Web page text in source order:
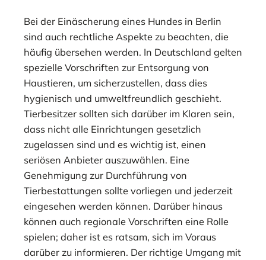
Bei der Einäscherung eines Hundes in Berlin
sind auch rechtliche Aspekte zu beachten, die
häufig übersehen werden. In Deutschland gelten
spezielle Vorschriften zur Entsorgung von
Haustieren, um sicherzustellen, dass dies
hygienisch und umweltfreundlich geschieht.
Tierbesitzer sollten sich darüber im Klaren sein,
dass nicht alle Einrichtungen gesetzlich
zugelassen sind und es wichtig ist, einen
seriösen Anbieter auszuwählen. Eine
Genehmigung zur Durchführung von
Tierbestattungen sollte vorliegen und jederzeit
eingesehen werden können. Darüber hinaus
können auch regionale Vorschriften eine Rolle
spielen; daher ist es ratsam, sich im Voraus
darüber zu informieren. Der richtige Umgang mit